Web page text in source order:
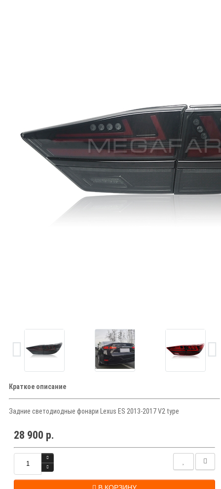
Краткое описание
Задние светодиодные фонари Lexus ES 2013-2017 V2 type
28 900 р.